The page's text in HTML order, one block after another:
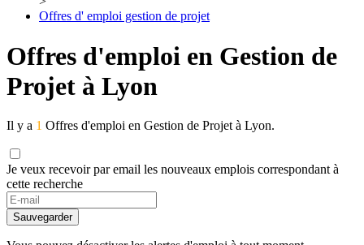
Offres d' emploi gestion de projet
Offres d'emploi en Gestion de
Projet à Lyon
Il y a 1 Offres d'emploi en Gestion de Projet à Lyon.
Je veux recevoir par email les nouveaux emplois correspondant à
cette recherche
Sauvegarder